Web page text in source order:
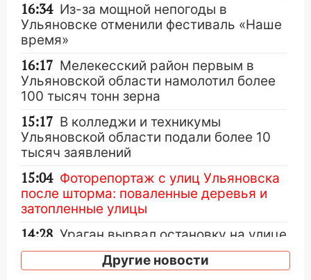
16:34 Из-за мощной непогоды в
Ульяновске отменили фестиваль «Наше
время»
16:17 Мелекесский район первым в
Ульяновской области намолотил более
100 тысяч тонн зерна
15:17 В колледжи и техникумы
Ульяновской области подали более 10
тысяч заявлений
15:04 Фоторепортаж с улиц Ульяновска
после шторма: поваленные деревья и
затопленные улицы
14:28 Ураган вырвал остановку на улице
Деева в Заволжье
14:26 Жители Ульяновска сами
Другие новости